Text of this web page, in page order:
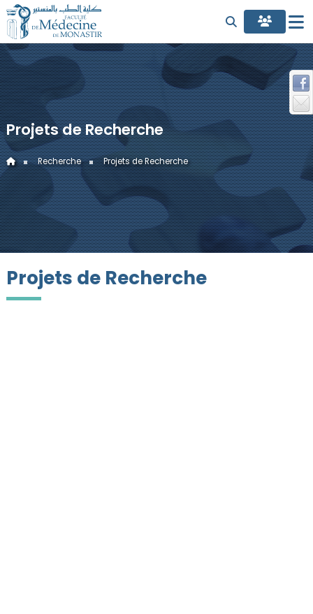
Projets de Recherche
Recherche Projets de Recherche
Projets de Recherche